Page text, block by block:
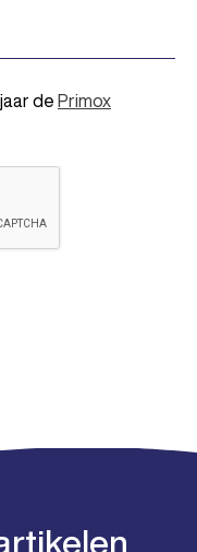
de Primox